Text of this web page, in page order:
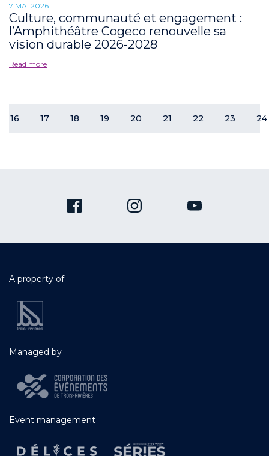
7 MAI 2026
Culture, communauté et engagement :
l’Amphithéâtre Cogeco renouvelle sa
vision durable 2026-2028
Read more
16 17 18 19 20 21 22 23 24
A property of
Managed by
Event management